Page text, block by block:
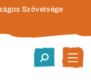
Szövetsége